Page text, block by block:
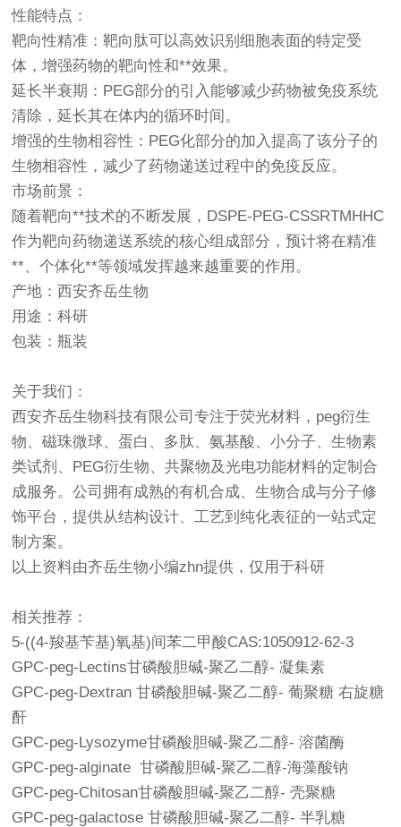
性能特点 ：
靶向性精准：靶向肽可以高效识别细胞表面的特定受
体，增强药物的靶向性和**效果。
延长半衰期：PEG部分的引入能够减少药物被免疫系统
清除，延长其在体内的循环时间。
增强的生物相容性：PEG化部分的加入提高了该分子的
生物相容性，减少了药物递送过程中的免疫反应。
市场前景：
随着靶向**技术的不断发展，DSPE-PEG-CSSRTMHHC
作为靶向药物递送系统的核心组成部分，预计将在精准
**、个体化**等领域发挥越来越重要的作用。
产地：西安齐岳生物
用途：科研
包装：瓶装
关于我们：
西安齐岳生物科技有限公司专注于荧光材料，peg衍生
物、磁珠微球、蛋白、多肽、氨基酸、小分子、生物素
类试剂、PEG衍生物、共聚物及光电功能材料的定制合
成服务。公司拥有成熟的有机合成、生物合成与分子修
饰平台，提供从结构设计、工艺到纯化表征的一站式定
制方案。
以上资料由齐岳生物小编zhn提供，仅用于科研
相关推荐 ：
5-((4-羧基苄基)氧基)间苯二甲酸CAS:1050912-62-3
GPC-peg-Lectins甘磷酸胆碱-聚乙二醇- 凝集素
GPC-peg-Dextran 甘磷酸胆碱-聚乙二醇- 葡聚糖 右旋糖
酐
GPC-peg-Lysozyme甘磷酸胆碱-聚乙二醇- 溶菌酶
GPC-peg-alginate 甘磷酸胆碱-聚乙二醇-海藻酸钠
GPC-peg-Chitosan甘磷酸胆碱-聚乙二醇- 壳聚糖
GPC-peg-galactose 甘磷酸胆碱-聚乙二醇- 半乳糖